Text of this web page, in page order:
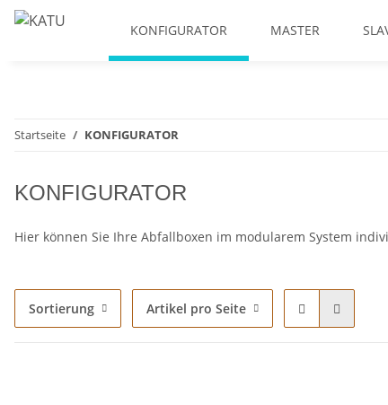
KONFIGURATOR MASTER
Startseite KONFIGURATOR
KONFIGURATOR
Hier können Sie Ihre Abfallboxen im modularem System
Sortierung Artikel pro Seite